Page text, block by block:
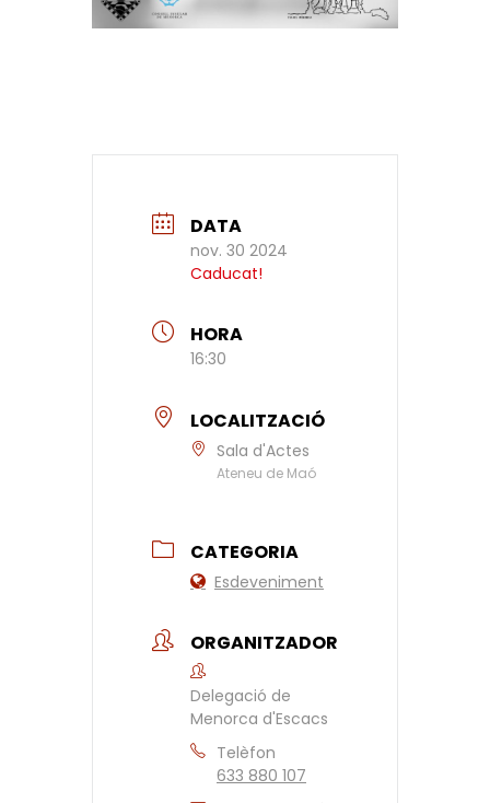
DATA
nov. 30 2024
Caducat!
HORA
16:30
LOCALITZACIÓ
Sala d'Actes
Ateneu de Maó
CATEGORIA
Esdeveniment
ORGANITZADOR
Delegació de
Menorca d'Escacs
Telèfon
633 880 107